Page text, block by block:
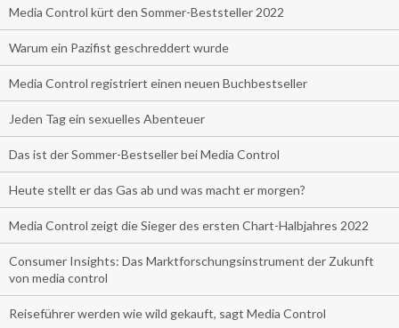
Media Control kürt den Sommer-Beststeller 2022
Warum ein Pazifist geschreddert wurde
Media Control registriert einen neuen Buchbestseller
Jeden Tag ein sexuelles Abenteuer
Das ist der Sommer-Bestseller bei Media Control
Heute stellt er das Gas ab und was macht er morgen?
Media Control zeigt die Sieger des ersten Chart-Halbjahres 2022
Consumer Insights: Das Marktforschungsinstrument der Zukunft
von media control
Reiseführer werden wie wild gekauft, sagt Media Control